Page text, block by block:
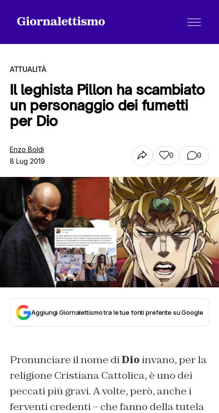
Tutti gli articoli
Chi siamo
Contatti
ATTUALITÀ
Il leghista Pillon ha scambiato
un personaggio dei fumetti
per Dio
Enzo Boldi
8 Lug 2019
0 0
Aggiungi Giornalettismo tra le tue fonti preferite su Google
Pronunciare il nome diDioinvano, per la
religione Cristiana Cattolica, è uno dei
peccati più gravi. A volte, però, anche i
ferventi credenti – che fanno della tutela